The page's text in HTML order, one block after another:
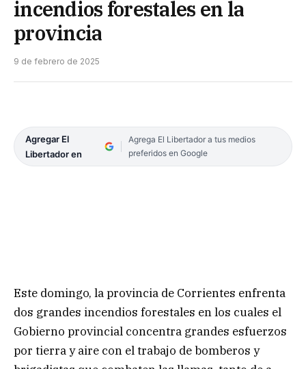
incendios forestales en la
provincia
9 de febrero de 2025
Agregar El
Libertador en
Agrega El Libertador a tus medios
preferidos en Google
Este domingo, la provincia de Corrientes enfrenta
dos grandes incendios forestales en los cuales el
Gobierno provincial concentra grandes esfuerzos
por tierra y aire con el trabajo de bomberos y